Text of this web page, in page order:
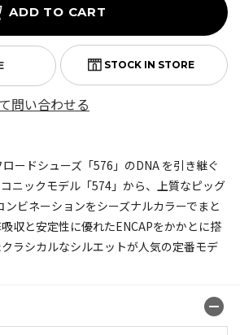
問い合わせる
ードシューズ「576」のDNA を引き継ぐ
ニックモデル「574」から、上質なピッグ
ビネーションをシーズナルカラーでまと
収と安定性に優れたENCAPをかかとに搭
ラシカルなシルエットが人気の定番モデ